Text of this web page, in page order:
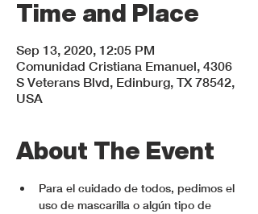
Time and Place
Sep 13, 2020, 12:05 PM
Comunidad Cristiana Emanuel, 4306
S Veterans Blvd, Edinburg, TX 78542,
USA
About The Event
Para el cuidado de todos, pedimos el
uso de mascarilla o algún tipo de